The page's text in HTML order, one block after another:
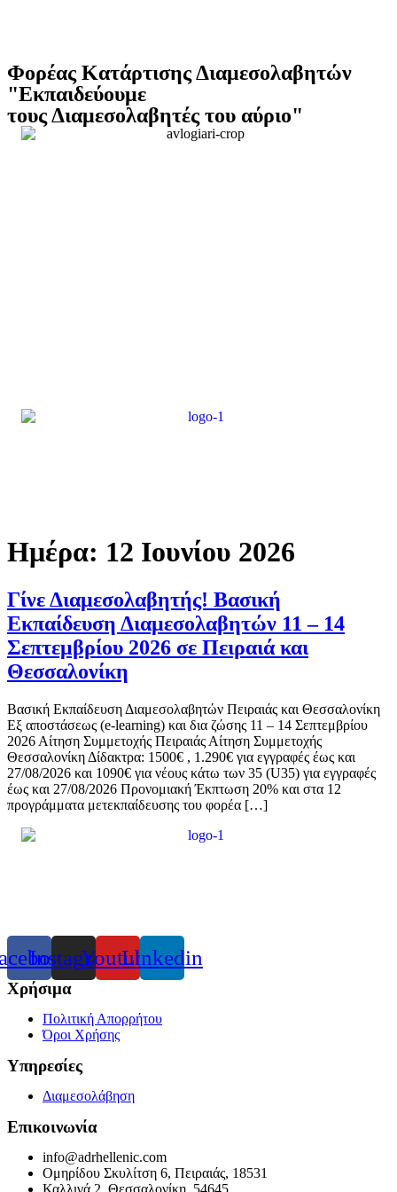
Φορέας Κατάρτισης Διαμεσολαβητών
"Εκπαιδεύουμε
τους Διαμεσολαβητές του αύριο"
Ημέρα: 12 Ιουνίου 2026
Γίνε Διαμεσολαβητής! Βασική
Εκπαίδευση Διαμεσολαβητών 11 – 14
Σεπτεμβρίου 2026 σε Πειραιά και
Θεσσαλονίκη
Βασική Εκπαίδευση Διαμεσολαβητών Πειραιάς και Θεσσαλονίκη
Εξ αποστάσεως (e-learning) και δια ζώσης 11 – 14 Σεπτεμβρίου
2026 Αίτηση Συμμετοχής Πειραιάς Αίτηση Συμμετοχής
Θεσσαλονίκη Δίδακτρα: 1500€ , 1.290€ για εγγραφές έως και
27/08/2026 και 1090€ για νέους κάτω των 35 (U35) για εγγραφές
έως και 27/08/2026 Προνομιακή Έκπτωση 20% και στα 12
προγράμματα μετεκπαίδευσης του φορέα […]
InstagramYoutubeLinkedin
Χρήσιμα
Πολιτική Απορρήτου
Όροι Χρήσης
Υπηρεσίες
Διαμεσολάβηση
Επικοινωνία
info@adrhellenic.com
Ομηρίδου Σκυλίτση 6, Πειραιάς, 18531
Καλλιγά 2, Θεσσαλονίκη, 54645